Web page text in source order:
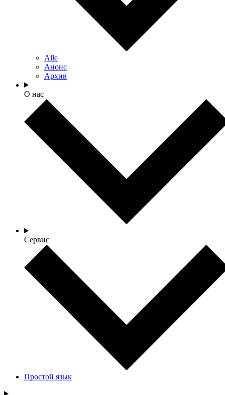
Alle
Анонс
Архив
О нас
Сервис
Простой язык